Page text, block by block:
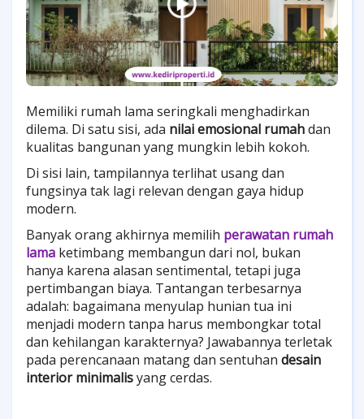
Memiliki rumah lama seringkali menghadirkan
dilema. Di satu sisi, ada nilai emosional rumahdan
kualitas bangunan yang mungkin lebih kokoh.
Di sisi lain, tampilannya terlihat usang dan
fungsinya tak lagi relevan dengan gaya hidup
modern.
Banyak orang akhirnya memilih perawatan rumah
lama ketimbang membangun dari nol, bukan
hanya karena alasan sentimental, tetapi juga
pertimbangan biaya. Tantangan terbesarnya
adalah: bagaimana menyulap hunian tua ini
menjadi modern tanpa harus membongkar total
dan kehilangan karakternya? Jawabannya terletak
pada perencanaan matang dan sentuhan desain
interior minimalisyang cerdas.